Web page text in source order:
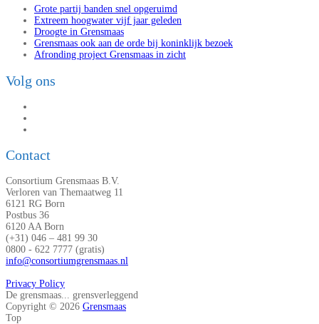
Grote partij banden snel opgeruimd
Extreem hoogwater vijf jaar geleden
Droogte in Grensmaas
Grensmaas ook aan de orde bij koninklijk bezoek
Afronding project Grensmaas in zicht
Volg ons
Contact
Consortium Grensmaas B.V.
Verloren van Themaatweg 11
6121 RG Born
Postbus 36
6120 AA Born
(+31) 046 – 481 99 30
0800 - 622 7777 (gratis)
info@consortiumgrensmaas.nl
Privacy Policy
De grensmaas... grensverleggend
Copyright © 2026 Grensmaas
Top